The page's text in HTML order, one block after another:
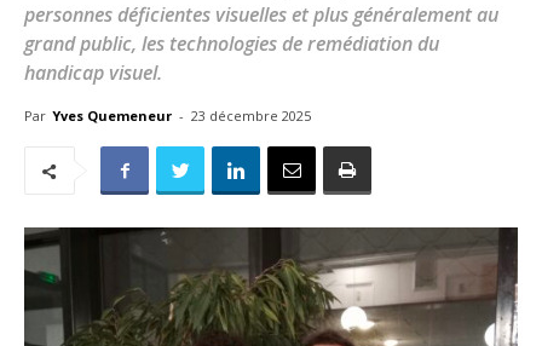
personnes déficientes visuelles et plus généralement au
grand public, les technologies de remédiation du
handicap visuel.
Par Yves Quemeneur - 23 décembre 2025